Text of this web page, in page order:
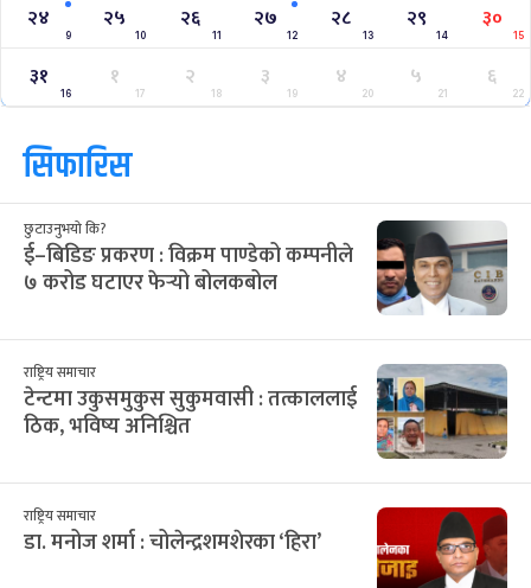
२४
9
२५
10
२६
11
२७
12
२८
13
२९
14
३०
15
३१
16
१
17
२
18
३
19
४
20
५
21
६
22
सिफारिस
छुटाउनुभयो कि?
ई–बिडिङ प्रकरण : विक्रम पाण्डेको कम्पनीले
७ करोड घटाएर फेर्‍यो बोलकबोल
राष्ट्रिय समाचार
टेन्टमा उकुसमुकुस सुकुमवासी : तत्काललाई
ठिक, भविष्य अनिश्चित
राष्ट्रिय समाचार
डा. मनोज शर्मा : चोलेन्द्रशमशेरका ‘हिरा’